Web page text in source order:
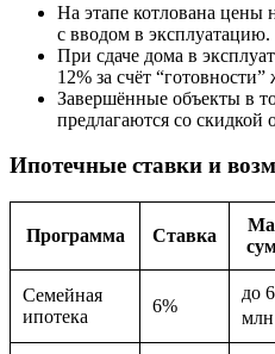
На этапе котлована
с вводом в эксплуатацию.
При сдаче дома в
12% за счёт “готовности”
Завершённые объекты в
предлагаются со скидкой
Ипотечные ставки и
Программа Ставка
Семейная
ипотека
6%
до 6